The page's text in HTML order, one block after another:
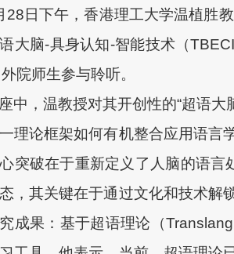
28日下午，香港理工大学温植胜
大脑-具身认知-智能技术（
院师生参与聆听。
中，温教授对其开创性的“超语
理论框架如何有机整合应用语言
突破在于重新定义了人脑的语
，其关键在于通过文化和技术解
成果：基于超语理论（